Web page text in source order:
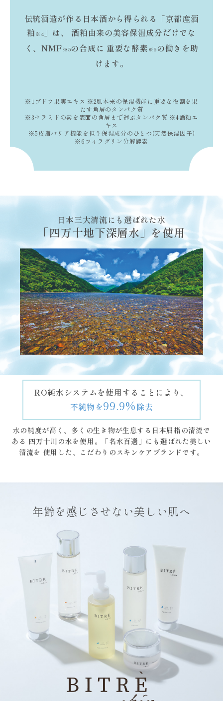
伝統酒造が作る日本酒から得られる「京都産酒
粕 ※4 」は、
酒粕由来の美容保湿成分だけでな
く、NMF ※5の合成に 重要な酵素 ※6 の働きを助
けます。
※1ブドウ果実エキス ※2肌本来の保湿機能に重要な役割を果
たす角層のタンパク質
※3セラミドの素を表面の角層まで運ぶタンパク質 ※4酒粕エ
キス
※5皮膚バリア機能を担う保湿成分のひとつ(天然保湿因子)
※6フィラグリン分解酵素
日本三大清流にも選ばれた水
「四万十地下深層水」を使用
RO純水システムを使用することにより、
不純物を99.9%除去
水の純度が高く、多くの生き物が生息する日本屈指の清流で
ある 四万十川の水を使用。「名水百選」にも選ばれた美しい
清流を 使用した、こだわりのスキンケアブランドです。
年齢を感じさせない美しい肌へ